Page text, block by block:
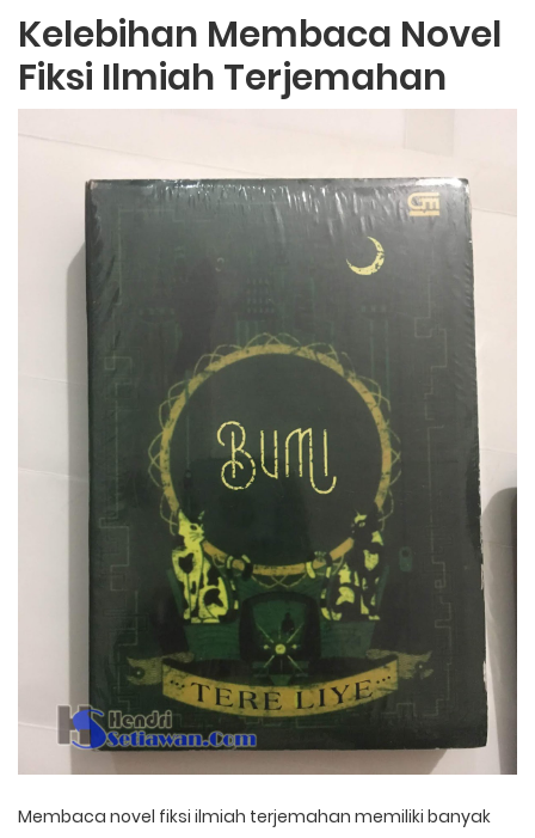
Kelebihan Membaca Novel
Fiksi Ilmiah Terjemahan
Membaca novel fiksi ilmiah terjemahan memiliki banyak